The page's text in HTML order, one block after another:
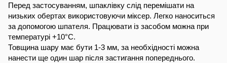
Перед застосуванням, шпаклівку слід перемішати на
низьких обертах використовуючи міксер. Легко наноситься
за допомогою шпателя. Працювати із засобом можна при
температурі +10°C.
Товщина шару має бути 1-3 мм, за необхідності можна
нанести ще один шар після застигання попереднього.